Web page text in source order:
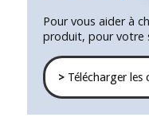
Pour vous aider à
produit, pour votre
>Télécharger les